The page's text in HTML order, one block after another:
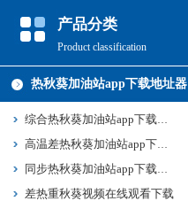
产品分类
Product classification
热秋葵加油站app下载地址器
综合热秋葵加油站app下载地址
高温差热秋葵加油站app下载地址
同步热秋葵加油站app下载地址
差热重秋葵视频在线观看下载